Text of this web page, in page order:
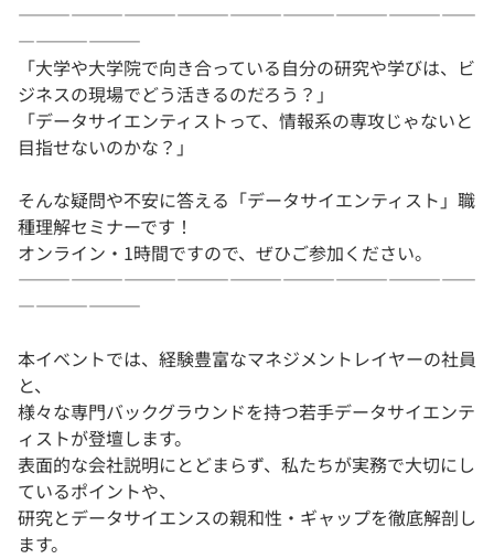
――――――――――――――――――――――――――
―――――――
「大学や大学院で向き合っている自分の研究や学びは、ビ
ジネスの現場でどう活きるのだろう？」
「データサイエンティストって、情報系の専攻じゃないと
目指せないのかな？」
そんな疑問や不安に答える「データサイエンティスト」職
種理解セミナーです！
オンライン・1時間ですので、ぜひご参加ください。
――――――――――――――――――――――――――
―――――――
本イベントでは、経験豊富なマネジメントレイヤーの社員
と、
様々な専門バックグラウンドを持つ若手データサイエンテ
ィストが登壇します。
表面的な会社説明にとどまらず、私たちが実務で大切にし
ているポイントや、
研究とデータサイエンスの親和性・ギャップを徹底解剖し
ます。